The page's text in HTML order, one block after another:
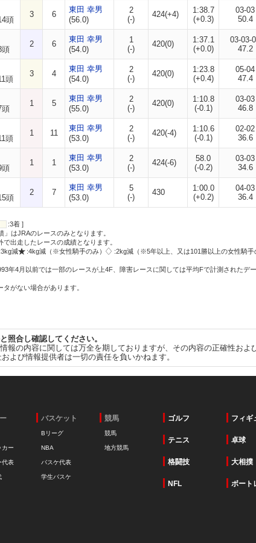
頭
3 6
東田 幸男
(56.0)
2
(-)
424(+4)
1:38.7
(+0.3)
03-03
50.4
頭
2 6
東田 幸男
(54.0)
1
(-)
420(0)
1:37.1
(+0.0)
03-03-
47.2
頭
3 4
東田 幸男
(54.0)
2
(-)
420(0)
1:23.8
(+0.4)
05-04
47.4
頭
1 5
東田 幸男
(55.0)
2
(-)
420(0)
1:10.8
(-0.1)
03-03
46.8
頭
1 11
東田 幸男
(53.0)
2
(-)
420(-4)
1:10.6
(-0.1)
02-02
36.6
頭
1 1
東田 幸男
(53.0)
2
(-)
424(-6)
58.0
(-0.2)
03-03
34.6
頭
2 7
東田 幸男
(53.0)
5
(-)
430
1:00.0
(+0.2)
04-03
36.4
:3着 ]
はJRAのレースのみとなります。
出走したレースの成績となります。
:3kg減 :4kg減（※女性騎手のみ）
:2kg減（※5年以上、又は101勝以上の女性騎手
年4月以前では一部のレースが上4F、障害レースに関しては平均Fで計測されたデ
がない場合があります。
照合し確認してください。
報の内容に関しては万全を期しておりますが、その内容の正確性お
よび情報提供者は一切の責任を負いかねます。
カー
代表
バスケット
Bリーグ
NBA
バスケ代表
学生バスケ
競馬
競馬
地方競馬
ゴルフ フィギ
テニス 卓球
格闘技 大相撲
NFL ボート